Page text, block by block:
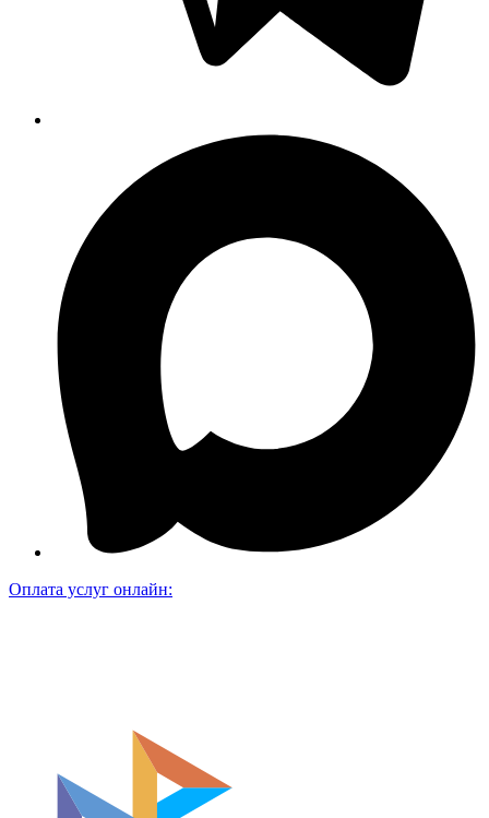
Оплата услуг онлайн: